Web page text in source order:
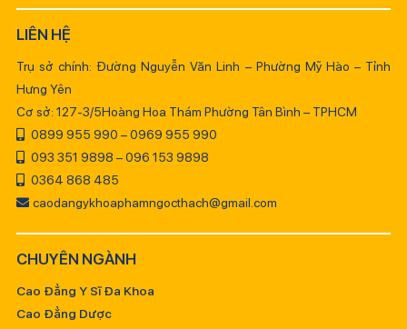
LIÊN HỆ
Trụ sở chính: Đường Nguyễn Văn Linh – Phường Mỹ Hào – Tỉnh
Hưng Yên
Cơ sở: 127-3/5Hoàng Hoa Thám Phường Tân Bình – TPHCM
0899 955 990 – 0969 955 990
093 351 9898 – 096 153 9898
0364 868 485
caodangykhoaphamngocthach@gmail.com
CHUYÊN NGÀNH
Cao Đẳng Y Sĩ Đa Khoa
Cao Đẳng Dược